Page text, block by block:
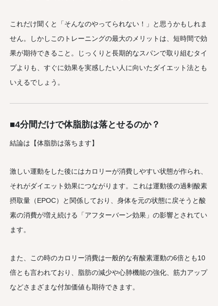
これだけ聞くと「そんなのやってられない！」と思うかもしれま
せん。しかしこのトレーニングの最大のメリットは、短時間で効
果が期待できること。じっくりと長期的なスパンで取り組むタイ
プよりも、すぐに効果を実感したい人に向いたダイエット法とも
いえるでしょう。
■4分間だけで体脂肪は落とせるのか？
結論は【体脂肪は落ちます】
激しい運動をした後にはカロリーが消費しやすい状態が作られ、
それがダイエット効果につながります。これは運動後の過剰酸素
摂取量（EPOC）と関係しており、身体を元の状態に戻そうと酸
素の消費が増え続ける「アフターバーン効果」の影響とされてい
ます。
また、この時のカロリー消費は一般的な有酸素運動の6倍とも10
倍とも言われており、脂肪の減少や心肺機能の強化、筋力アップ
などさまざまな付加価値も期待できます。